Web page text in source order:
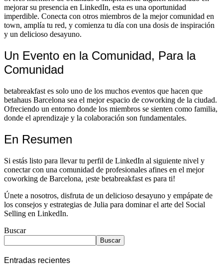
mejorar su presencia en LinkedIn, esta es una oportunidad
imperdible. Conecta con otros miembros de la mejor comunidad en
town, amplía tu red, y comienza tu día con una dosis de inspiración
y un delicioso desayuno.
Un Evento en la Comunidad, Para la
Comunidad
betabreakfast es solo uno de los muchos eventos que hacen que
betahaus Barcelona sea el mejor espacio de coworking de la ciudad.
Ofreciendo un entorno donde los miembros se sienten como familia,
donde el aprendizaje y la colaboración son fundamentales.
En Resumen
Si estás listo para llevar tu perfil de LinkedIn al siguiente nivel y
conectar con una comunidad de profesionales afines en el mejor
coworking de Barcelona, ¡este betabreakfast es para ti!
Únete a nosotros, disfruta de un delicioso desayuno y empápate de
los consejos y estrategias de Julia para dominar el arte del Social
Selling en LinkedIn.
Buscar
Buscar
Entradas recientes